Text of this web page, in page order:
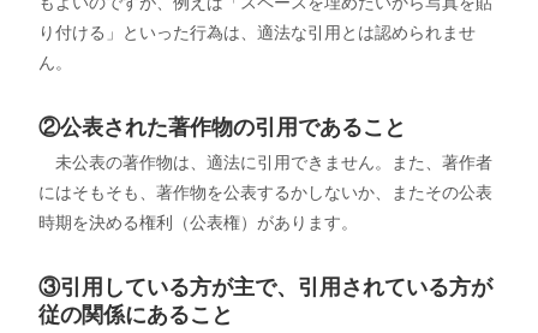
り付ける」といった行為は、適法な引用とは認められませ
ん。
②公表された著作物の引用であること
未公表の著作物は、適法に引用できません。また、著作者
にはそもそも、著作物を公表するかしないか、またその公表
時期を決める権利（公表権）があります。
③引用している方が主で、引用されている方が
従の関係にあること